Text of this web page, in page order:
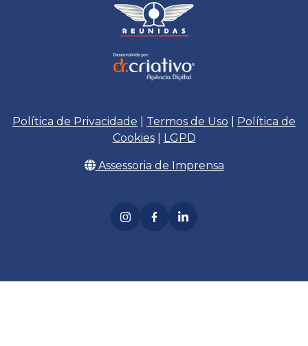
Política de Privacidade Termos de Uso
Política de
Cookies| LGPD
Assessoria de Imprensa